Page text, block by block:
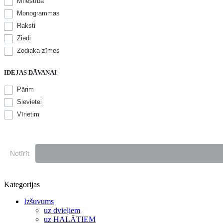
Monogrammas
Raksti
Ziedi
Zodiaka zīmes
IDEJAS DĀVANAI
Pārim
Sievietei
Vīrietim
Notīrīt
Kategorijas
Izšuvums
uz dvieļiem
uz HALĀTIEM